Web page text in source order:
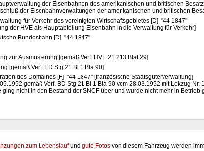
der Eisenbahnen des amerikanischen und britischen
der Eisenbahnverwaltungen der amerikanischen und britischen
für Verkehr des vereinigten Wirtschaftsgebietes [D] "44 1847"
der HVE als Hauptabteilung Eisenbahn in die Verwaltung für Verkehr]
Bundesbahn [D] "44 1847"
zur Ausmusterung [gemäß Verf. HVE 21.213 Blaf 29]
[gemäß Verf. ED Stg 21 Bl 1 Bla 90]
des Domaines [F] "44 1847" [französische Staatsgüterverwaltung]
gemäß Verf. BD Stg 21 Bl 1 Bla 90 vom 28.03.1952 mit Lokzug Nr.
ging nicht in den Bestand der SNCF über und wurde nicht mehr in Betrieb
zum Lebenslaufund gute Fotos von diesem Fahrzeug werden